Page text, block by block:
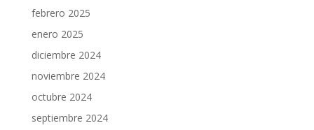
febrero 2025
enero 2025
diciembre 2024
noviembre 2024
octubre 2024
septiembre 2024